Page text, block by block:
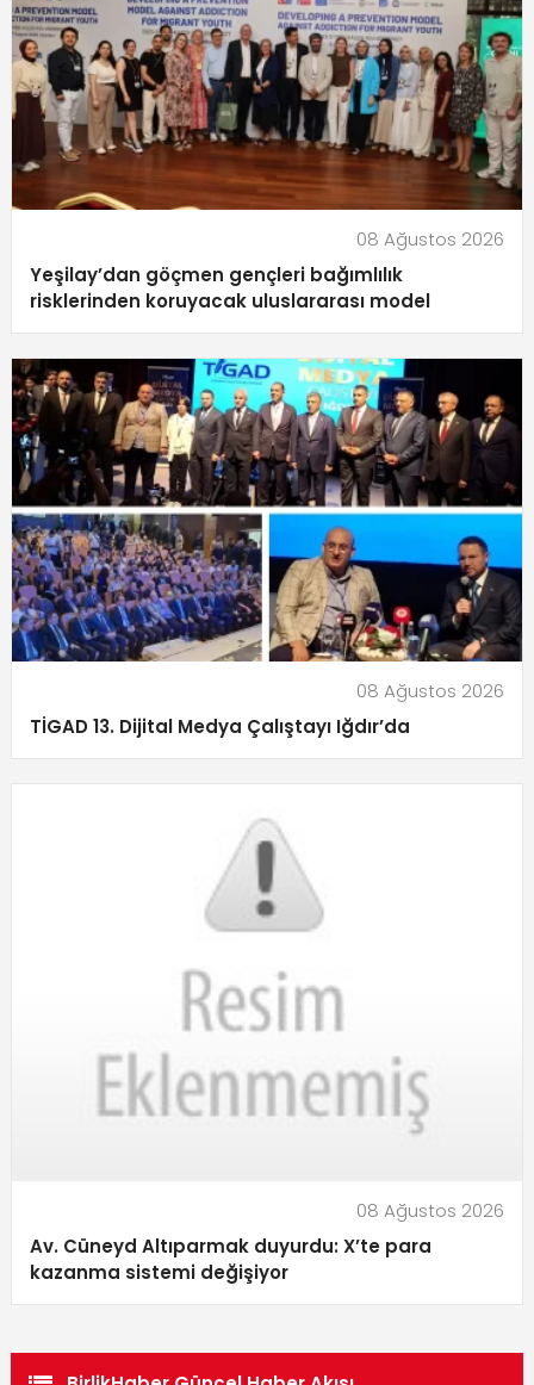
08 Ağustos 2026
Yeşilay’dan göçmen gençleri bağımlılık
risklerinden koruyacak uluslararası model
08 Ağustos 2026
TİGAD 13. Dijital Medya Çalıştayı Iğdır’da
08 Ağustos 2026
Av. Cüneyd Altıparmak duyurdu: X’te para
kazanma sistemi değişiyor